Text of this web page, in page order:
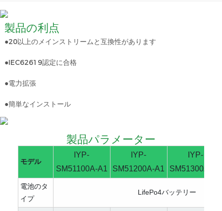
製品の利点
●20以上のメインストリームと互換性があります
●IEC62619認定に合格
●電力拡張
●簡単なインストール
製品パラメーター
モデル
IYP-
SM51100A-A1
IYP-
SM51200A-A1
IYP-
SM51300A-A1
電池のタ
イプ
LifePo4バッテリー